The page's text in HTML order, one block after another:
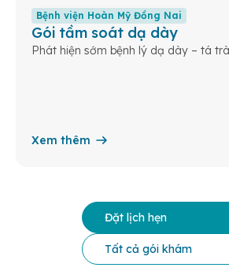
Bệnh viện Hoàn Mỹ Đồng Nai
Gói tầm soát dạ dày
Phát hiện sớm bệnh lý dạ dày – tá
Xem thêm
Đặt lịch hẹn
Tất cả gói khám